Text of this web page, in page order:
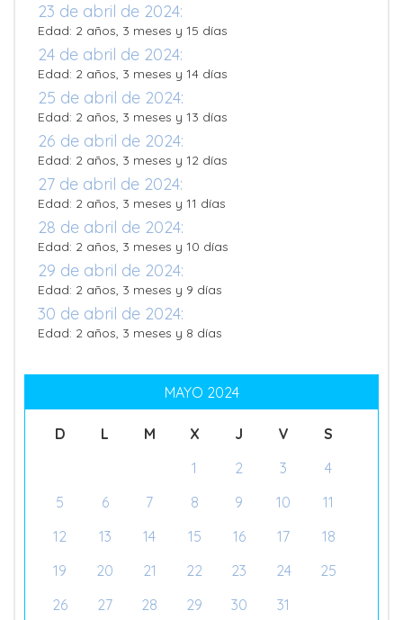
23 de abril de 2024:
Edad: 2 años, 3 meses y 15 días
24 de abril de 2024:
Edad: 2 años, 3 meses y 14 días
25 de abril de 2024:
Edad: 2 años, 3 meses y 13 días
26 de abril de 2024:
Edad: 2 años, 3 meses y 12 días
27 de abril de 2024:
Edad: 2 años, 3 meses y 11 días
28 de abril de 2024:
Edad: 2 años, 3 meses y 10 días
29 de abril de 2024:
Edad: 2 años, 3 meses y 9 días
30 de abril de 2024:
Edad: 2 años, 3 meses y 8 días
MAYO 2024
D L M X J V
S
1
2 3
4
5
6 7 8 9 10
11
12
13 14 15 16 17
18
19
20 21 22 23 24
25
26
27 28 29 30 31